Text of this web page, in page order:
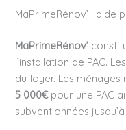
MaPrimeRénov’ : aide
MaPrimeRénov’
l’installation de PAC.
du foyer. Les
5 000€pour une PAC
subventionnées